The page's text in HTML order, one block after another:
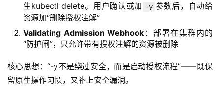
生kubectl delete。用户确认或加 -y 参数后，自动给
资源加“删除授权注解”
Validating Admission Webhook ：部署在集群内的
“防护闸”，只允许带有授权注解的资源被删除
核心思想：“-y不是绕过安全，而是启动授权流程”——既保
留原生操作习惯，又补上安全漏洞。